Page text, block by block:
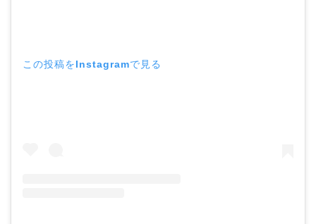
この投稿をInstagramで見る